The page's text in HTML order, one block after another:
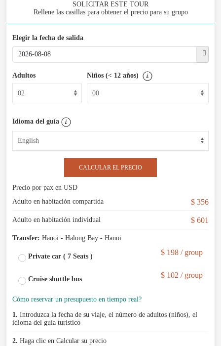
SOLICITAR ESTE TOUR
Rellene las casillas para obtener el precio para su grupo
Elegir la fecha de salida
Adultos Niños (< 12 años)
Idioma del guía
CALCULAR EL PRECIO
Precio por pax en USD
Adulto en habitación compartida
$ 356
Adulto en habitación individual $ 601
Transfer: Hanoi - Halong Bay - Hanoi
Private car ( 7 Seats ) $ 198 / group
Cruise shuttle bus $ 102 / group
Cómo reservar un presupuesto en tiempo real?
1. Introduzca la fecha de su viaje, el número de adultos (niños), el
idioma del guía turístico
2. Haga clic en Calcular su precio